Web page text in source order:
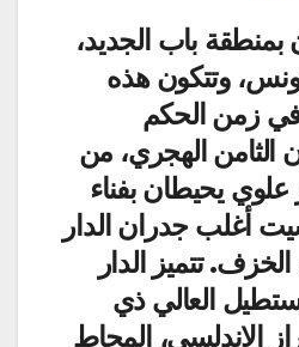
بمنطقة باب الجديد،
وتتكون هذه
في زمن الحكم
الثامن الهجري، من
يحيطان بفناء
أغلب جدران الدار
تتميز الدار
العالي ذي
الاندلسي، المحاط